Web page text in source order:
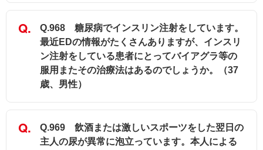
Q.968 糖尿病でインスリン注射をしています。
最近EDの情報がたくさんありますが、インスリ
ン注射をしている患者にとってバイアグラ等の
服用またその治療法はあるのでしょうか。（37
歳、男性）
Q.969 飲酒または激しいスポーツをした翌日の
主人の尿が異常に泡立っています。本人による